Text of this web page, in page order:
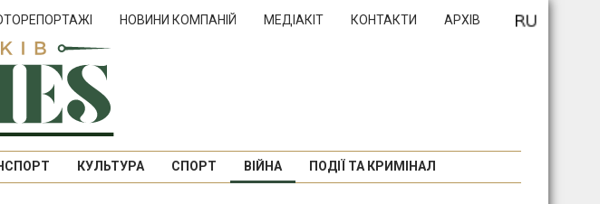
НОВИНИ КОМПАНІЙ МЕДІАКІТ КОНТАКТИ АРХІВ
КУЛЬТУРА СПОРТ ВІЙНА ПОДІЇ ТА КРИМІНАЛ